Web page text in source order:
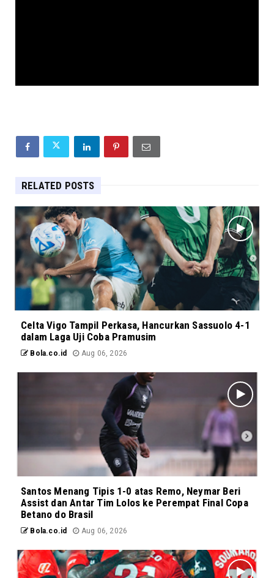
RELATED POSTS
Celta Vigo Tampil Perkasa, Hancurkan Sassuolo 4-1
dalam Laga Uji Coba Pramusim
Bola.co.id Aug 06, 2026
Santos Menang Tipis 1-0 atas Remo, Neymar Beri
Assist dan Antar Tim Lolos ke Perempat Final Copa
Betano do Brasil
Bola.co.id Aug 06, 2026